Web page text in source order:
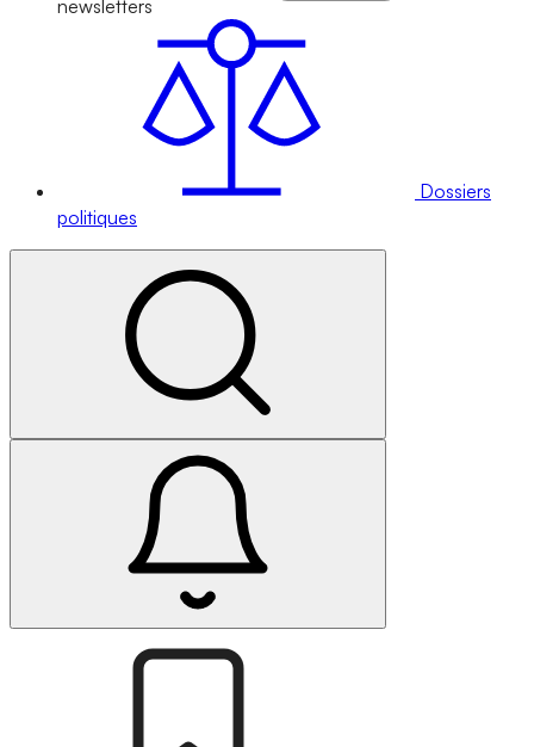
newsletters
Dossiers
politiques